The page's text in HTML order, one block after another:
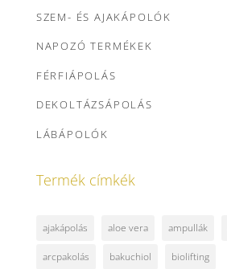
SZEM- ÉS AJAKÁPOLÓK
NAPOZÓ TERMÉKEK
FÉRFIÁPOLÁS
DEKOLTÁZSÁPOLÁS
LÁBÁPOLÓK
Termék címkék
ajakápolás aloe vera ampullák
arcpakolás bakuchiol biolifting